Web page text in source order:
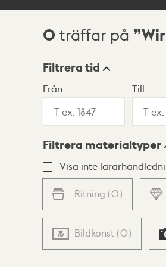
Sökresultat
0 träffar på
Visningsläge
Lista Karta
Filtrera tid
Från Till
Filtrera materialtyper
Visa inte
Ritning (0)
Bildkonst (0)